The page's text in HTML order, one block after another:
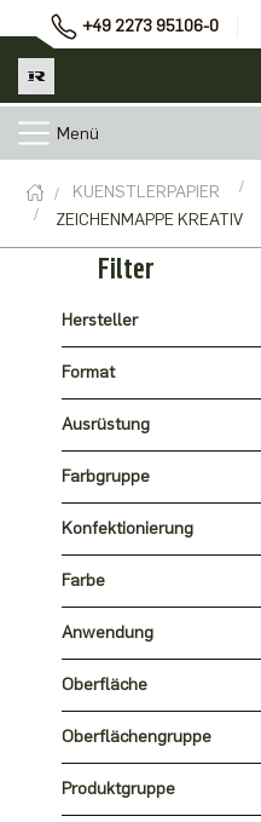
+49 2273 95106-0
Menü
KUENSTLERPAPIER
ZEICHENMAPPE KREATIV
Filter
Hersteller
Format
Ausrüstung
Farbgruppe
Konfektionierung
Farbe
Anwendung
Oberfläche
Oberflächengruppe
Produktgruppe